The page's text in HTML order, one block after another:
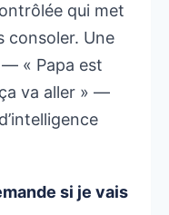
qui met
consoler. Une
« Papa est
va aller » —
si je vais